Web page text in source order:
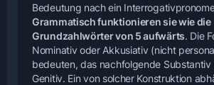
Bedeutung nach ein
Grammatisch funktionieren sie wie die
Grundzahlwörter von 5 aufwärts. Die
Nominativ oder Akkusiativ (nicht
bedeuten, das nachfolgende
Genitiv. Ein von solcher Konstruktion